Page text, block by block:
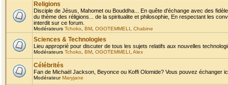
Religions
Disciple de Jésus, Mahomet ou Bouddha... En quête d'échange avec des
du thème des réligions... de la spiritualite et philosophie, En respectant les
interdit sur ce forum.
Modérateurs Tchoko BM OGOTEMMELI Chabine
Sciences & Technologies
Lieu approprié pour discuter de tous les sujets relatifs aux nouvelles
Modérateurs Tchoko BM OGOTEMMELI Alex
Célébrités
Fan de Michaël Jackson, Beyonce ou Koffi Olomide? Vous pouvez échanger
ModérateurMaryjane